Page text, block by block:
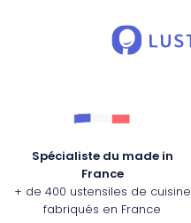
Spécialiste du made in
France
+ de 400 ustensiles de cuisine
fabriqués en France